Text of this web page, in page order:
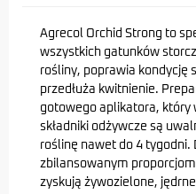
Agrecol Orchid Strong to
wszystkich gatunków
rośliny, poprawia kondycję
przedłuża kwitnienie.
gotowego aplikatora, który
składniki odżywcze są
roślinę nawet do 4 tygodni.
zbilansowanym
zyskują żywozielone,